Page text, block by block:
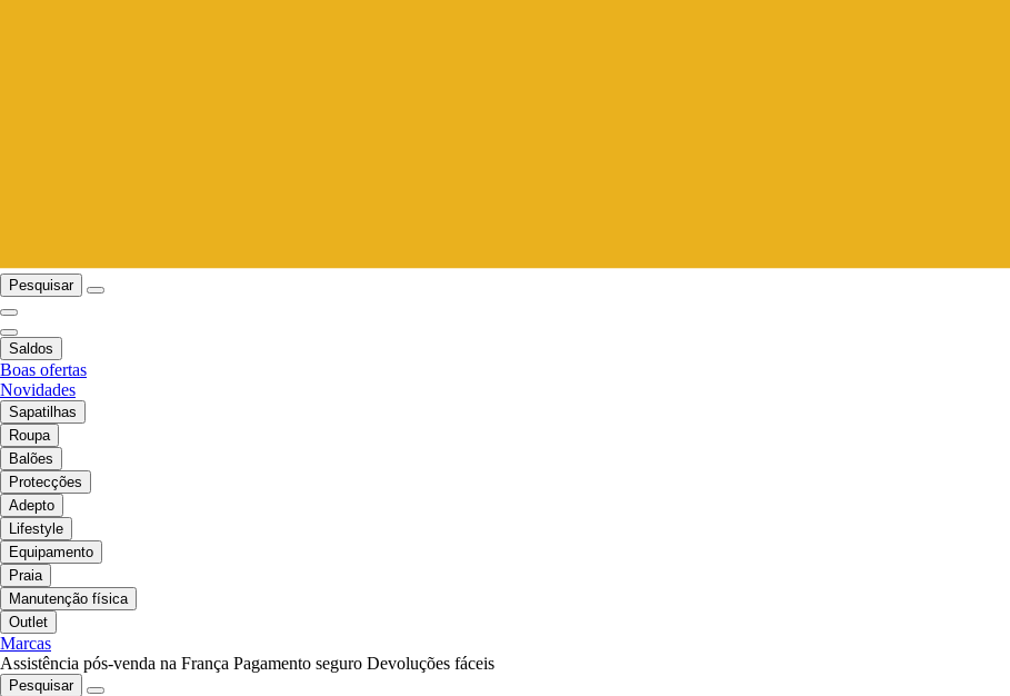
Pesquisar
Saldos
Boas ofertas
Novidades
Sapatilhas
Roupa
Balões
Protecções
Adepto
Lifestyle
Equipamento
Praia
Manutenção física
Outlet
Marcas
Assistência pós-venda na França Pagamento seguro Devoluções fáceis
Pesquisar